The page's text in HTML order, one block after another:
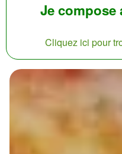
Je compose
Cliquez ici pour